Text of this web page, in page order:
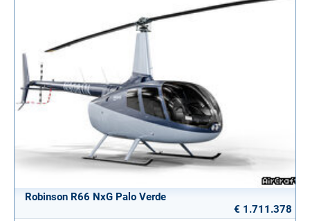
Robinson R66 NxG Palo Verde
€ 1.711.378